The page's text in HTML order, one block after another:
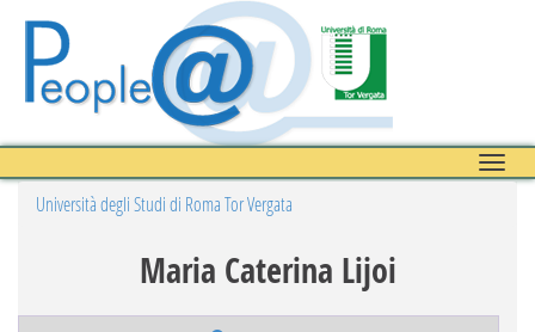
Toggle
Università degli Studi di Roma Tor Vergata
Maria Caterina Lijoi